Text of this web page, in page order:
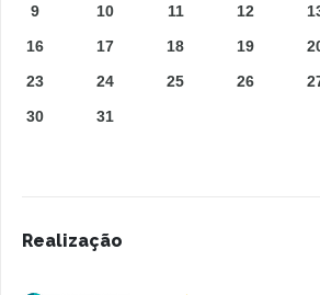
9
10 11 12
16
17 18 19
23
24 25 26
30
31
Realização